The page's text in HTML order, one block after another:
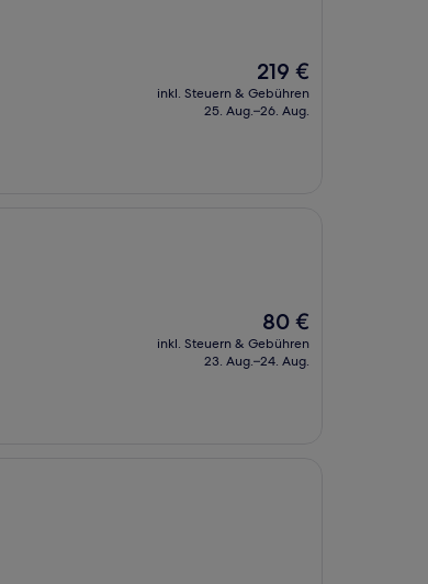
Der
Preis
beträgt
219 €
inkl. Steuern & Gebühren
25. Aug.–26. Aug.
Der
Preis
beträgt
80 €
inkl. Steuern & Gebühren
23. Aug.–24. Aug.